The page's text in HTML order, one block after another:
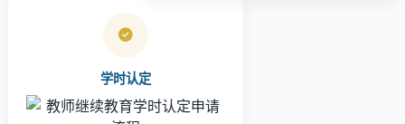
学时认定